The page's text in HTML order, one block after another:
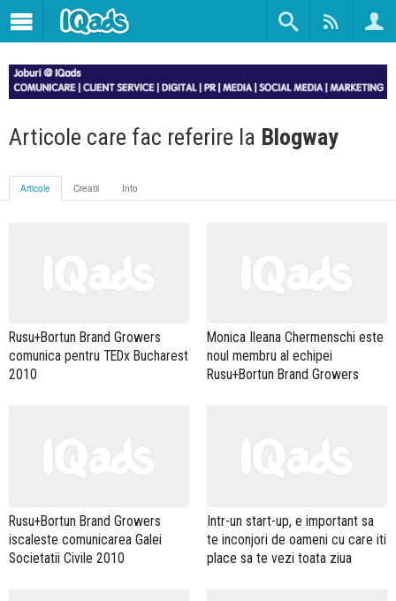
Articole care fac referire la Blogway
Articole Creatii Info
Rusu+Bortun Brand Growers
comunica pentru TEDx Bucharest
2010
Monica Ileana Chermenschi este
noul membru al echipei
Rusu+Bortun Brand Growers
Rusu+Bortun Brand Growers
iscaleste comunicarea Galei
Societatii Civile 2010
Intr-un start-up, e important sa
te inconjori de oameni cu care iti
place sa te vezi toata ziua